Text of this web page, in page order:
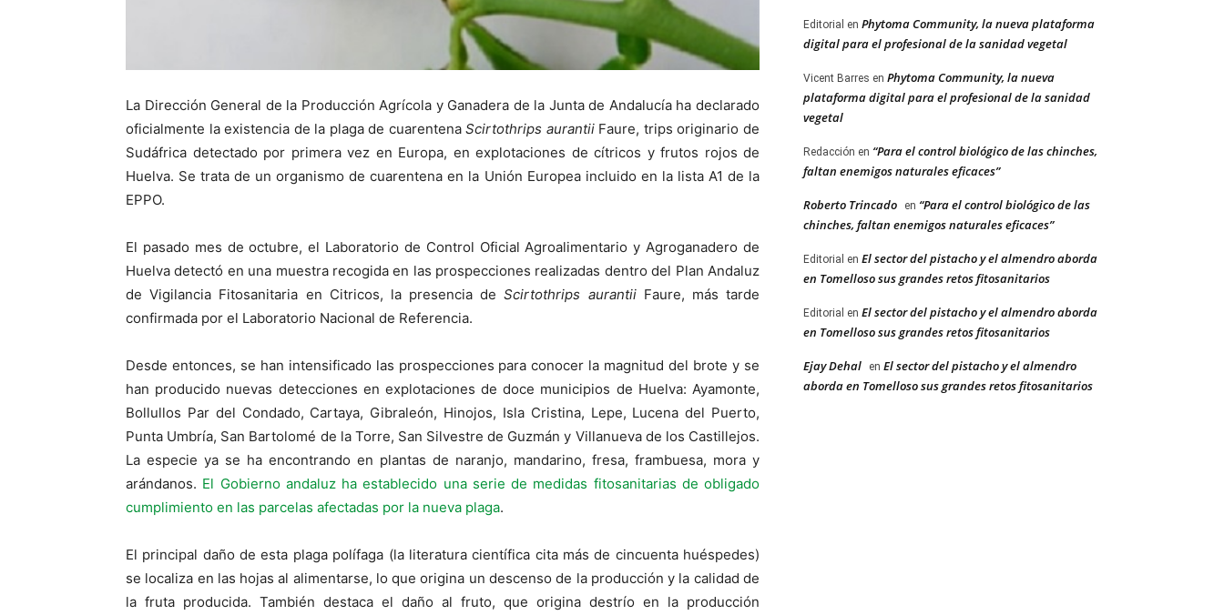
La Dirección General de la Producción Agrícola y Ganadera de la Junta de Andalucía ha declarado
oficialmente la existencia de la plaga de cuarentenaScirtothrips aurantiiFaure, trips originario de
Sudáfrica detectado por primera vez en Europa, en explotaciones de cítricos y frutos rojos de
Huelva. Se trata de un organismo de cuarentena en la Unión Europea incluido en la lista A1 de la
EPPO.
El pasado mes de octubre, el Laboratorio de Control Oficial Agroalimentario y Agroganadero de
Huelva detectó en una muestra recogida en las prospecciones realizadas dentro del Plan Andaluz
de Vigilancia Fitosanitaria en Citricos, la presencia deScirtothrips aurantiiFaure, más tarde
confirmada por el Laboratorio Nacional de Referencia.
Desde entonces, se han intensificado las prospecciones para conocer la magnitud del brote y se
han producido nuevas detecciones en explotaciones de doce municipios de Huelva: Ayamonte,
Bollullos Par del Condado, Cartaya, Gibraleón, Hinojos, Isla Cristina, Lepe, Lucena del Puerto,
Punta Umbría, San Bartolomé de la Torre, San Silvestre de Guzmán y Villanueva de los Castillejos.
La especie ya se ha encontrando en plantas de naranjo, mandarino, fresa, frambuesa, mora y
arándanos. El Gobierno andaluz ha establecido una serie de medidas fitosanitarias de obligado
cumplimiento en las parcelas afectadas por la nueva plaga.
El principal daño de esta plaga polífaga (la literatura científica cita más de cincuenta huéspedes)
se localiza en las hojas al alimentarse, lo que origina un descenso de la producción y la calidad de
la fruta producida. También destaca el daño al fruto, que origina destrío en la producción
Editorial en Phytoma Community, la nueva plataforma
digital para el profesional de la sanidad vegetal
Vicent Barres en Phytoma Community, la nueva
plataforma digital para el profesional de la sanidad
vegetal
Redacción en “Para el control biológico de las chinches,
faltan enemigos naturales eficaces”
Roberto Trincado en “Para el control biológico de las
chinches, faltan enemigos naturales eficaces”
Editorial en El sector del pistacho y el almendro aborda
en Tomelloso sus grandes retos fitosanitarios
Editorial en El sector del pistacho y el almendro aborda
en Tomelloso sus grandes retos fitosanitarios
Ejay Dehal en El sector del pistacho y el almendro
aborda en Tomelloso sus grandes retos fitosanitarios